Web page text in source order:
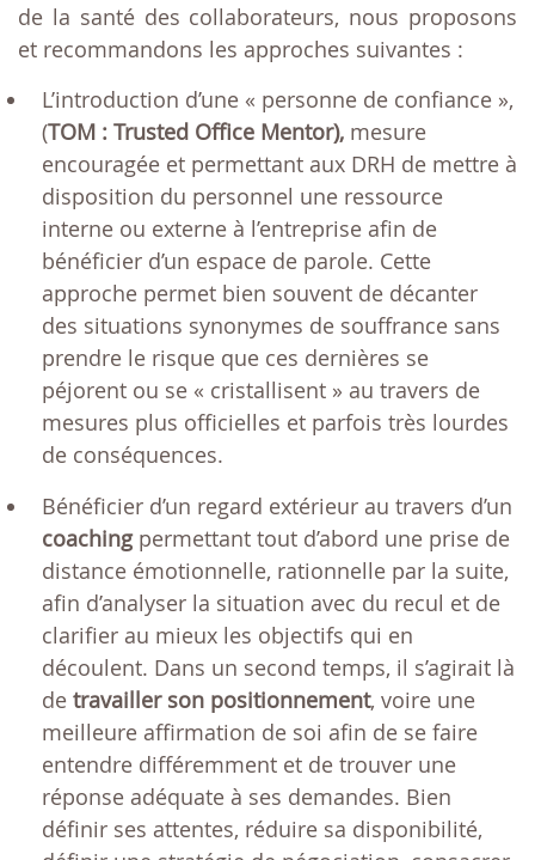
de la santé des collaborateurs, nous proposons
et recommandons les approches suivantes :
L’introduction d’une « personne de confiance »,
(TOM : Trusted Office Mentor), mesure
encouragée et permettant aux DRH de mettre à
disposition du personnel une ressource
interne ou externe à l’entreprise afin de
bénéficier d’un espace de parole. Cette
approche permet bien souvent de décanter
des situations synonymes de souffrance sans
prendre le risque que ces dernières se
péjorent ou se « cristallisent » au travers de
mesures plus officielles et parfois très lourdes
de conséquences.
Bénéficier d’un regard extérieur au travers d’un
coachingpermettant tout d’abord une prise de
distance émotionnelle, rationnelle par la suite,
afin d’analyser la situation avec du recul et de
clarifier au mieux les objectifs qui en
découlent. Dans un second temps, il s’agirait là
de travailler son positionnement, voire une
meilleure affirmation de soi afin de se faire
entendre différemment et de trouver une
réponse adéquate à ses demandes. Bien
définir ses attentes, réduire sa disponibilité,